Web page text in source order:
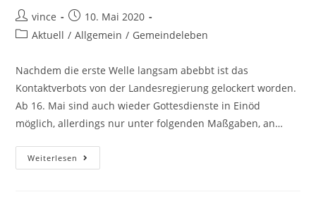
vince
10. Mai 2020
Aktuell / Allgemein / Gemeindeleben
Nachdem die erste Welle langsam abebbt ist das
Kontaktverbots von der Landesregierung gelockert worden.
Ab 16. Mai sind auch wieder Gottesdienste in Einöd
möglich, allerdings nur unter folgenden Maßgaben, an…
Weiterlesen